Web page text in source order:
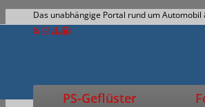
Das unabhängige Portal rund um Automobil
PS-Geflüster